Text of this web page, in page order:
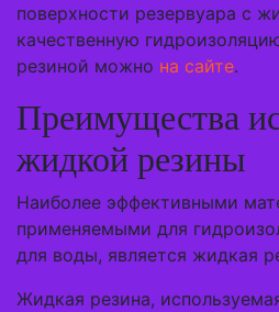
поверхности резервуара с
качественную
резиной можно на сайте.
Преимущества
жидкой резины
Наиболее эффективными
применяемыми для
для воды, является жидкая
Жидкая резина,